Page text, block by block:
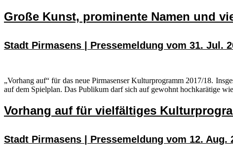
Große Kunst, prominente Namen und
Stadt Pirmasens | Pressemeldung vom 31. Jul.
„Vorhang auf“ für das neue Pirmasenser Kulturprogramm 2017/18.
auf dem Spielplan. Das Publikum darf sich auf gewohnt hochkarätige
Vorhang auf für vielfältiges
Stadt Pirmasens | Pressemeldung vom 12. Aug.